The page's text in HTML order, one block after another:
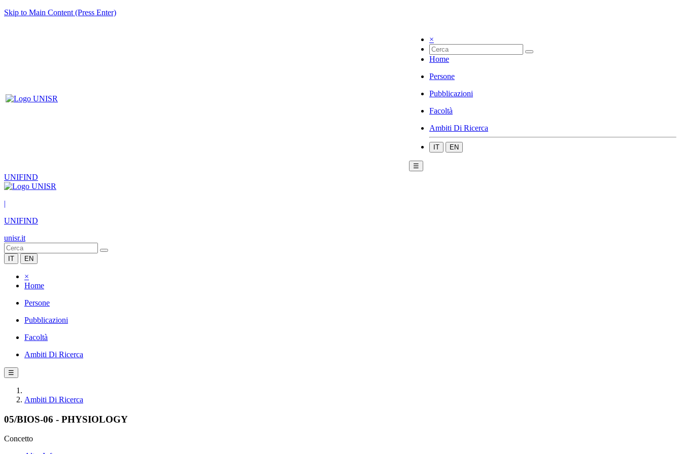
Skip to Main Content (Press Enter)
×
Home
Persone
Pubblicazioni
Facoltà
Ambiti Di Ricerca
IT EN
☰
UNIFIND
|
UNIFIND
unisr.it
IT EN
×
Home
Persone
Pubblicazioni
Facoltà
Ambiti Di Ricerca
☰
Ambiti Di Ricerca
05/BIOS-06 - PHYSIOLOGY
Concetto